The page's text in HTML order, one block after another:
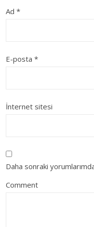
Ad *
E-posta *
İnternet sitesi
Daha sonraki
Comment